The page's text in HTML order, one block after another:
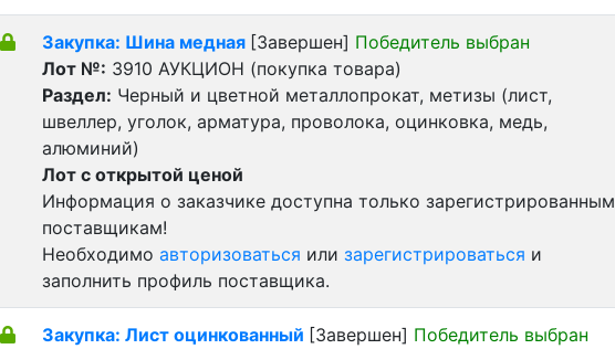
Закупка: Шина медная [Завершен] Победитель выбран
Лот №: 3910 АУКЦИОН (покупка товара)
Раздел: Черный и цветной металлопрокат, метизы (лист,
швеллер, уголок, арматура, проволока, оцинковка, медь,
алюминий)
Лот с открытой ценой
Информация о заказчике доступна только зарегистрированным
поставщикам!
Необходимо авторизоваться или зарегистрироваться и
заполнить профиль поставщика.
Закупка: Лист оцинкованный [Завершен] Победитель выбран